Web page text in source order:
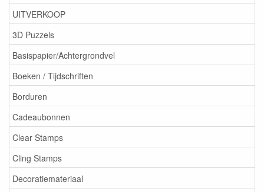
UITVERKOOP
3D Puzzels
Basispapier/Achtergrondvel
Boeken / Tijdschriften
Borduren
Cadeaubonnen
Clear Stamps
Cling Stamps
Decoratiemateriaal